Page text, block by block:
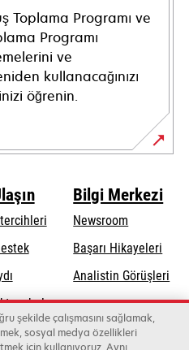
Toplama Programı ve
Programı
ve
kullanacağınızı
öğrenin.
opens
new
tab
bul
Bilgi Merkezi
Newsroom
Başarı Hikayeleri
Analistin Görüşleri
şekilde çalışmasını sağlamak,
sosyal medya özellikleri
için kullanıyoruz. Aynı